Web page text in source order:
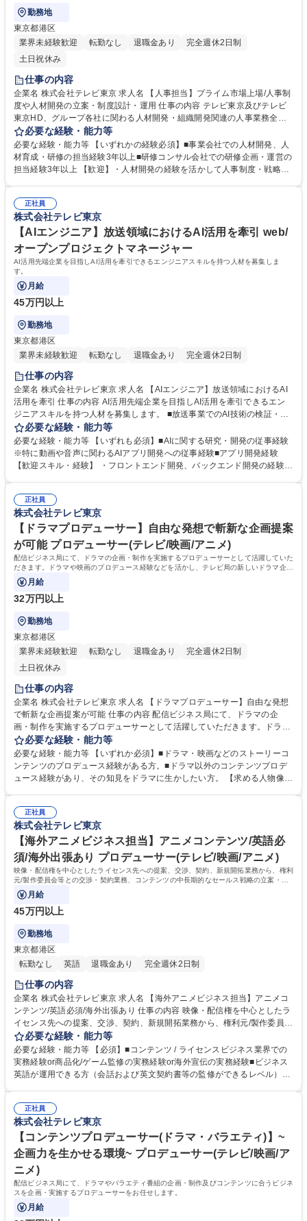
勤務地
東京都港区
業界未経験歓迎
転勤なし 退職金あり
完全週休2日制
土日祝休み
仕事の内容
企業名 株式会社テレビ東京 求人名 【人事担当】プライム市場上場/人事制
度や人材開発の立案・制度設計・運用 仕事の内容 テレビ東京及びテレビ
東京HD、グループ各社に関わる人材開発・組織開発関連の人事業務全般
を担当いただきます。【人材育成施策の企画立案・実行】■全社研修（新
入社員・階層別・スキル等）の企画設計・実行■事業 戦略実現に向けた人
事戦略設計■人権、ハラスメント、DE&I促進施策（年5回の研修・その
他）【企業内大学「テレ東カレッジ」の設立企画・運営】■講座の企画・
行（オンボーディング設計、フォローアップ）■社員エンゲージメントサ
ーベイの実行・改善、組織開発施策の立案・実行 募集職種 【人事担当】
プライム市場上場/人事制度や人材開発の立案・制度設計・運用
必要な経験・能力等
必要な経験・能力等 【いずれかの経験必須】■事業会社での人材開発、人
材育成・研修の担当経験3年以上■研修コンサル会社での研修企画・運営の
担当経験3年以上 【歓迎】・人材開発の経験を活かして人事制度・戦略立
れまでの経験を活かし、少人数人事の一員としてのキャリアアップが可
能・変革期にあるテレビ東京グループの事業成長を人事の面から支えるこ
とができる・チームワークを大切にし、学び・成長を大切にする部の雰囲
気・体制 学歴・資格 学歴：大学院 大学 語学力： 資格：
正社員
株式会社テレビ東京
【AIエンジニア】放送領域におけるAI活用を牽引 web/
オープンプロジェクトマネージャー
AI活用先端企業を目指しAI活用を牽引できるエンジニアスキルを持つ人材を募集しま
す。
月給
45万円以上
勤務地
東京都港区
業界未経験歓迎
転勤なし 退職金あり 完全週休2日制
仕事の内容
企業名 株式会社テレビ東京 求人名 【AIエンジニア】放送領域におけるAI
活用を牽引 仕事の内容 AI活用先端企業を目指しAI活用を牽引できるエン
ジニアスキルを持つ人材を募集します。 ■放送事業でのAI技術の検証・導
入におけるアプリ開発■コンテンツ制作に活用できるAIアプリ開発【入社
後の参加プロジェクトイメージ】・AI音声合成開発プロジェクト・AI動画
考査システム開発プロジェクト・AI自動ハイライト動画システム開発プロ
ジェクト 他 募集職種 【AIエンジニア】放送領域におけるAI活用を牽引
必要な経験・能力等
必要な経験・能力等 【いずれも必須】■AIに関する研究・開発の従事経験
※特に動画や音声に関わるAIアプリ開発への従事経験■アプリ開発経験
【歓迎スキル・経験】 ・フロントエンド開発、バックエンド開発の経験
経験 ・AWS/GCP/Azure等のクラウドサービスの利用経験 学歴・資格 学
歴：大学院 大学 語学力： 資格：
正社員
株式会社テレビ東京
【ドラマプロデューサー】自由な発想で斬新な企画提案
が可能 プロデューサー(テレビ/映画/アニメ)
配信ビジネス局にて、ドラマの企画・制作を実施するプロデューサーとして活躍していた
だきます。ドラマや映画のプロデュース経験などを活かし、テレビ局の新しいドラマ企画
の提案に挑戦したい方を歓迎します！
月給
32万円以上
勤務地
東京都港区
業界未経験歓迎
転勤なし 退職金あり
完全週休2日制
土日祝休み
仕事の内容
企業名 株式会社テレビ東京 求人名 【ドラマプロデューサー】自由な発想
で斬新な企画提案が可能 仕事の内容 配信ビジネス局にて、ドラマの企
画・制作を実施するプロデューサーとして活躍していただきます。ドラマ
や映画のプロデュース経験などを活かし、テレビ局の新しいドラマ企画の
提案に挑戦したい方を歓迎します！ 【仕事内容】ドラマの企画・制作を中
心としたお仕事になります。ドラマ制作の経験がある、即戦力を求めてい
ます。地上波放送だけでなくTVerや動画配信サービス、さらには海外でも
25年時点）と映画の企画・制作を担当する部門です。 募集職種 【ドラマ
プロデューサー】自由な発想で斬新な企画提案が可能
必要な経験・能力等
必要な経験・能力等 【いずれか必須】■ドラマ・映画などのストーリーコ
ンテンツのプロデュース経験がある方。■ドラマ以外のコンテンツプロデ
ュース経験があり、その知見をドラマに生かしたい方。 【求める人物像】
作がしたい方。 ・社内外のメンバーと円滑なコミュニケーションができる
方。 学歴・資格 学歴：大学院 大学 語学力： 資格：
正社員
株式会社テレビ東京
【海外アニメビジネス担当】アニメコンテンツ/英語必
須/海外出張あり プロデューサー(テレビ/映画/アニメ)
映像・配信権を中心としたライセンス先への提案、交渉、契約、新規開拓業務から、権利
元/製作委員会等との交渉・契約業務、コンテンツの中長期的なセールス戦略の立案・実
行まで幅広くお任せします。
月給
45万円以上
勤務地
東京都港区
転勤なし
英語 退職金あり 完全週休2日制
仕事の内容
企業名 株式会社テレビ東京 求人名 【海外アニメビジネス担当】アニメコ
ンテンツ/英語必須/海外出張あり 仕事の内容 映像・配信権を中心としたラ
イセンス先への提案、交渉、契約、新規開拓業務から、権利元/製作委員会
等との交渉・契約業務、コンテンツの中長期的なセールス戦略の立案・実
行まで幅広くお任せします。 ■アニメコンテンツの海外セールス（ライセ
ンス先への提案、交渉、契約、新規開拓/商品化権、ゲーム化権、契約書作
成等）■権利元 / 製作委員会等との交渉・契約■海外コンテンツマーケット
の立案・実行■見本市への参加（海外出張あり）■版権元/製作委員会との
交渉■商品化監修 募集職種 【海外アニメビジネス担当】アニメコンテン
ツ/英語必須/海外出張あり
必要な経験・能力等
必要な経験・能力等 【必須】■コンテンツ / ライセンスビジネス業界での
実務経験or商品化/ゲーム監修の実務経験or海外宣伝の実務経験■ビジネス
英語が運用できる方（会話および英文契約書等の監修ができるレベル）
ルな活動機会■アニメコンテンツの価値を最大化する戦略立案から実行ま
でを担当■語学力を活かした海外企業との直接交渉やプロジェクト推進 学
歴・資格 学歴：大学院 大学 語学力：英語 資格：
正社員
株式会社テレビ東京
【コンテンツプロデューサー(ドラマ・バラエティ)】~
企画力を生かせる環境~ プロデューサー(テレビ/映画/ア
ニメ)
配信ビジネス局にて、ドラマやバラエティ番組の企画・制作及びコンテンツに合うビジネ
スを企画・実施するプロデューサーをお任せします。
月給